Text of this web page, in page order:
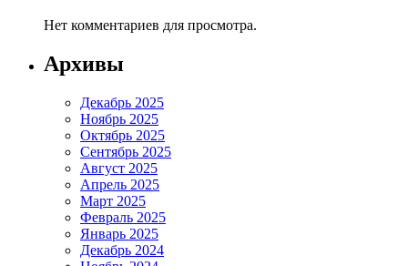
Нет комментариев для просмотра.
Архивы
Декабрь 2025
Ноябрь 2025
Октябрь 2025
Сентябрь 2025
Август 2025
Апрель 2025
Март 2025
Февраль 2025
Январь 2025
Декабрь 2024